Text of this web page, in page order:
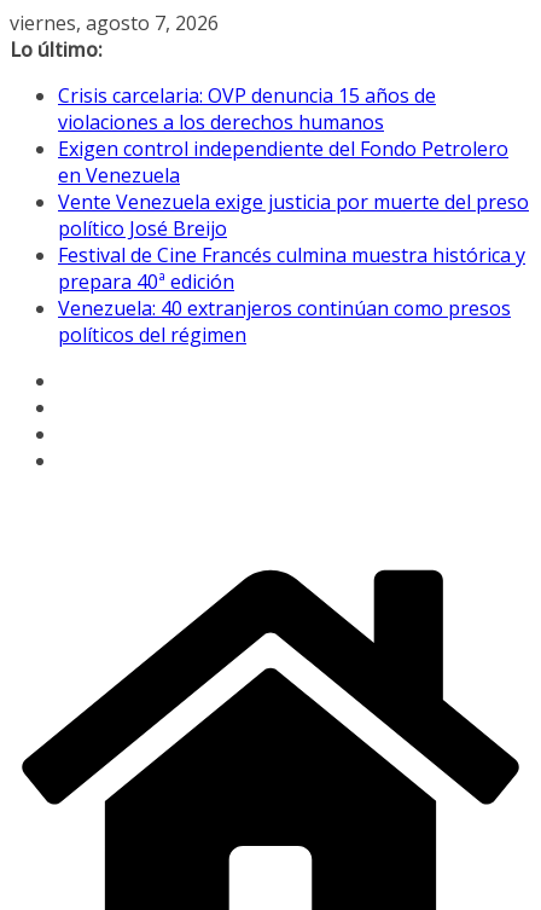
Saltar
al
viernes, agosto 7, 2026
Lo último:
Crisis carcelaria: OVP denuncia 15 años de
violaciones a los derechos humanos
Exigen control independiente del Fondo Petrolero
en Venezuela
Vente Venezuela exige justicia por muerte del preso
político José Breijo
Festival de Cine Francés culmina muestra histórica y
prepara 40ª edición
Venezuela: 40 extranjeros continúan como presos
políticos del régimen